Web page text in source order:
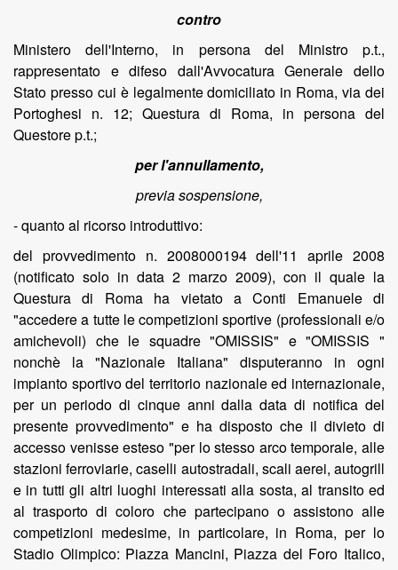
contro
Ministero dell'Interno, in persona del Ministro p.t.,
rappresentato e difeso dall'Avvocatura Generale dello
Stato presso cui è legalmente domiciliato in Roma, via dei
Portoghesi n. 12; Questura di Roma, in persona del
Questore p.t.;
per l'annullamento,
previa sospensione,
- quanto al ricorso introduttivo:
del provvedimento n. 2008000194 dell'11 aprile 2008
(notificato solo in data 2 marzo 2009), con il quale la
Questura di Roma ha vietato a Conti Emanuele di
"accedere a tutte le competizioni sportive (professionali e/o
amichevoli) che le squadre "OMISSIS" e "OMISSIS "
nonchè la "Nazionale Italiana" disputeranno in ogni
impianto sportivo del territorio nazionale ed internazionale,
per un periodo di cinque anni dalla data di notifica del
presente provvedimento" e ha disposto che il divieto di
accesso venisse esteso "per lo stesso arco temporale, alle
stazioni ferroviarie, caselli autostradali, scali aerei, autogrill
e in tutti gli altri luoghi interessati alla sosta, al transito ed
al trasporto di coloro che partecipano o assistono alle
competizioni medesime, in particolare, in Roma, per lo
Stadio Olimpico: Piazza Mancini, Piazza del Foro Italico,